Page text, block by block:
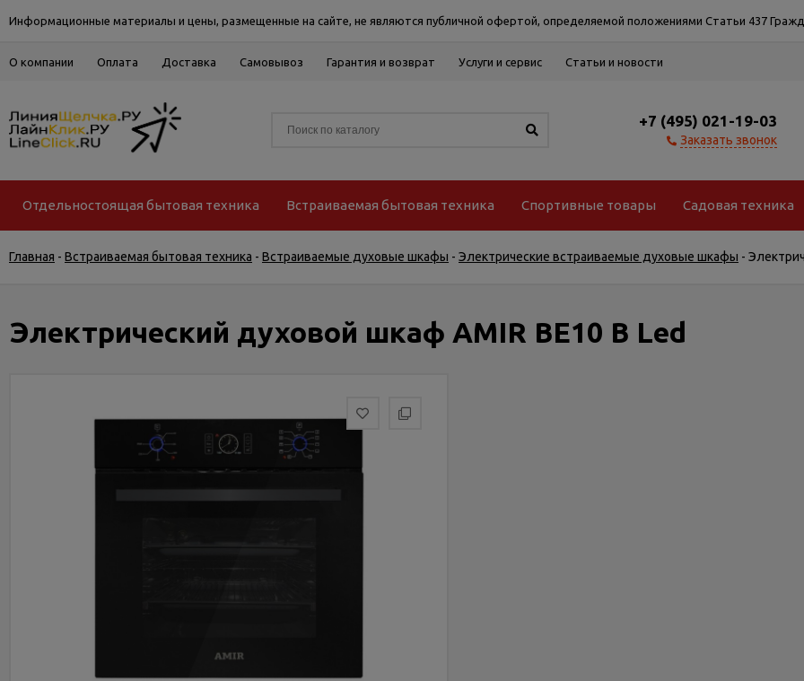
Информационные материалы и цены, размещенные на сайте, не являются публичной офертой, определяемой положениями Статьи 437
О компании Оплата Доставка Самовывоз Гарантия и возврат Услуги и сервис Статьи и новости
+7 (495) 021-19-03
Заказать звонок
Отдельностоящая бытовая техника Встраиваемая бытовая техника Спортивные товары Садовая техника
Главная - Встраиваемая бытовая техника - Встраиваемые духовые шкафы - Электрические встраиваемые духовые шкафы -
Электрический духовой шкаф AMIR BE10 B Led